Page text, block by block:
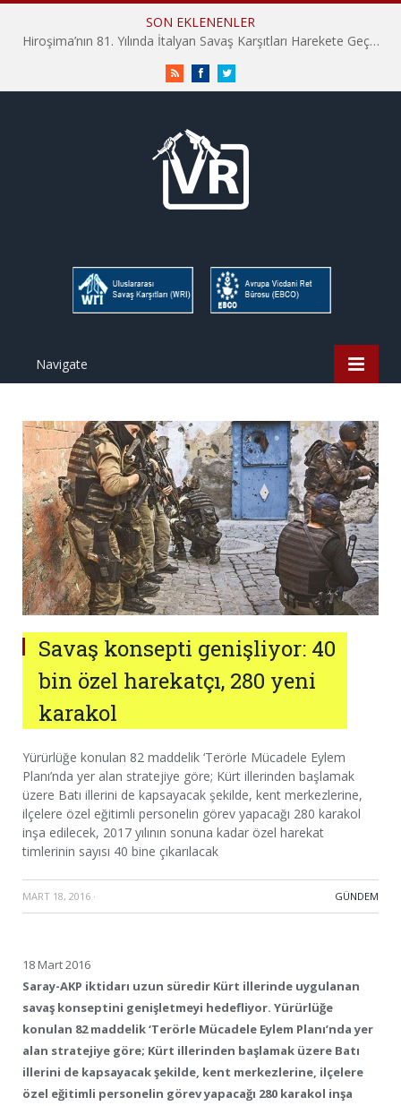
SON EKLENENLER
Hiroşima’nın 81. Yılında İtalyan Savaş Karşıtları Harekete Geçti: “Hatırlamak yeterli değil”
RSS FacebookTwitter
Navigate
Savaş konsepti genişliyor: 40
bin özel harekatçı, 280 yeni
karakol
Yürürlüğe konulan 82 maddelik ‘Terörle Mücadele Eylem
Planı’nda yer alan stratejiye göre; Kürt illerinden başlamak
üzere Batı illerini de kapsayacak şekilde, kent merkezlerine,
ilçelere özel eğitimli personelin görev yapacağı 280 karakol
inşa edilecek, 2017 yılının sonuna kadar özel harekat
timlerinin sayısı 40 bine çıkarılacak
MART 18, 2016 · GÜNDEM
18 Mart 2016
Saray-AKP iktidarı uzun süredir Kürt illerinde uygulanan
savaş konseptini genişletmeyi hedefliyor. Yürürlüğe
konulan 82 maddelik ‘Terörle Mücadele Eylem Planı’nda yer
alan stratejiye göre; Kürt illerinden başlamak üzere Batı
illerini de kapsayacak şekilde, kent merkezlerine, ilçelere
özel eğitimli personelin görev yapacağı 280 karakol inşa